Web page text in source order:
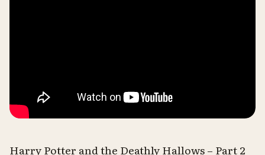
Harry Potter and the Deathly Hallows – Part 2